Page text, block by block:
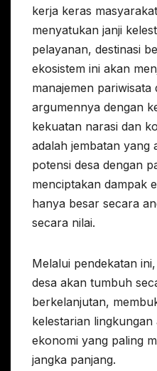
kerja keras
menyatukan janji
pelayanan, destinasi
ekosistem ini akan
manajemen
argumennya dengan
kekuatan narasi dan
adalah jembatan yang
potensi desa dengan
menciptakan dampak
hanya besar secara
secara nilai.
Melalui pendekatan
desa akan tumbuh
berkelanjutan,
kelestarian lingkungan
ekonomi yang paling
jangka panjang.